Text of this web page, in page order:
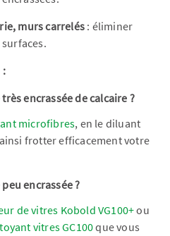
murs carrelés : éliminer
:
encrassée de calcaire ?
microfibres, en le diluant
frotter efficacement votre
encrassée ?
de vitres Kobold VG100+ou
vitres GC100que vous